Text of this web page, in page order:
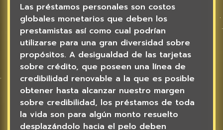
Las préstamos personales son costos
globales monetarios que deben los
prestamistas así­ como cual podrían
utilizarse para una gran diversidad sobre
propósitos. A desigualdad de las tarjetas
sobre crédito, que poseen una línea de
credibilidad renovable a la que es posible
obtener hasta alcanzar nuestro margen
sobre credibilidad, los préstamos de toda
la vida son para algún monto resuelto
desplazándolo hacia el pelo deben